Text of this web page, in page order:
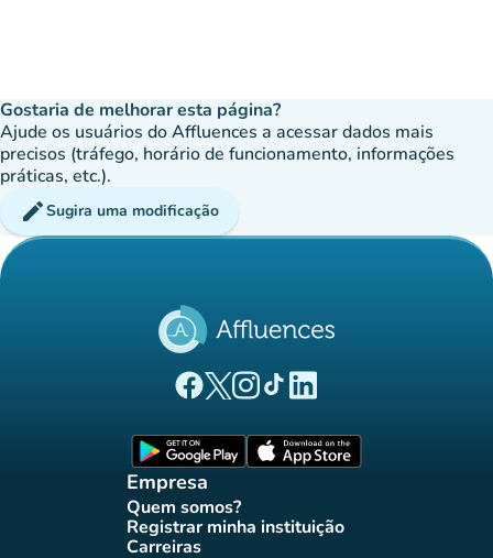
Gostaria de melhorar esta página?
Ajude os usuários do Affluences a acessar dados mais
precisos (tráfego, horário de funcionamento, informações
práticas, etc.).
editSugira uma modificação
(novo separador)
(novo separador)
(novo separador)
(novo separador)
(novo separador)
Empresa
Quem somos?(novo separador)
Registrar minha instituição
(novo separador)
Carreiras